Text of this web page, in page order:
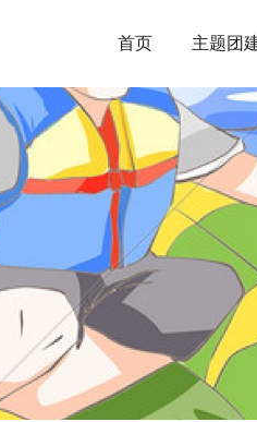
首页 主题团